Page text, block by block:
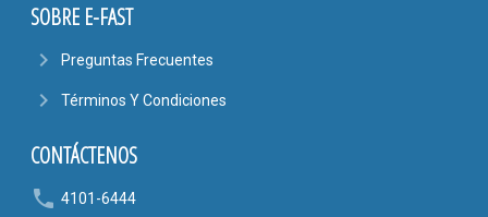
SOBRE E-FAST
navigate_next Preguntas Frecuentes
navigate_next Términos Y Condiciones
CONTÁCTENOS
phone 4101-6444